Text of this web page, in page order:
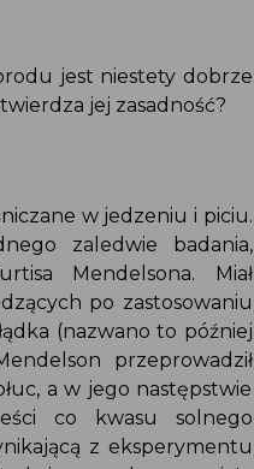
jest niestety dobrze
jej zasadność?
w jedzeniu i piciu.
zaledwie badania,
Mendelsona. Miał
po zastosowaniu
(nazwano to później
przeprowadził
a w jego następstwie
co kwasu solnego
z eksperymentu